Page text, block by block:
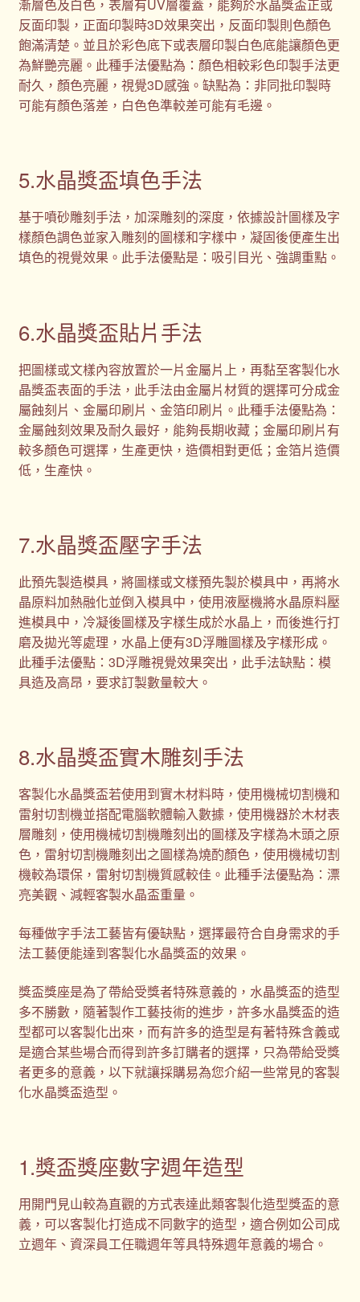
漸層色及白色，表層有UV層覆蓋，能夠於水晶獎盃正或
反面印製，正面印製時3D效果突出，反面印製則色顏色
飽滿清楚。並且於彩色底下或表層印製白色底能讓顏色更
為鮮艷亮麗。此種手法優點為：顏色相較彩色印製手法更
耐久，顏色亮麗，視覺3D感強。缺點為：非同批印製時
可能有顏色落差，白色色準較差可能有毛邊。
5.水晶獎盃填色手法
基于噴砂雕刻手法，加深雕刻的深度，依據設計圖樣及字
樣顏色調色並家入雕刻的圖樣和字樣中，凝固後便產生出
填色的視覺效果。此手法優點是：吸引目光、強調重點。
6.水晶獎盃貼片手法
把圖樣或文樣內容放置於一片金屬片上，再黏至客製化水
晶獎盃表面的手法，此手法由金屬片材質的選擇可分成金
屬蝕刻片、金屬印刷片、金箔印刷片。此種手法優點為：
金屬蝕刻效果及耐久最好，能夠長期收藏；金屬印刷片有
較多顏色可選擇，生產更快，造價相對更低；金箔片造價
低，生產快。
7.水晶獎盃壓字手法
此預先製造模具，將圖樣或文樣預先製於模具中，再將水
晶原料加熱融化並倒入模具中，使用液壓機將水晶原料壓
進模具中，冷凝後圖樣及字樣生成於水晶上，而後進行打
磨及拋光等處理，水晶上便有3D浮雕圖樣及字樣形成。
此種手法優點：3D浮雕視覺效果突出，此手法缺點：模
具造及高昂，要求訂製數量較大。
8.水晶獎盃實木雕刻手法
客製化水晶獎盃若使用到實木材料時，使用機械切割機和
雷射切割機並搭配電腦軟體輸入數據，使用機器於木材表
層雕刻，使用機械切割機雕刻出的圖樣及字樣為木頭之原
色，雷射切割機雕刻出之圖樣為燒酌顏色，使用機械切割
機較為環保，雷射切割機質感較佳。此種手法優點為：漂
亮美觀、減輕客製水晶盃重量。
每種做字手法工藝皆有優缺點，選擇最符合自身需求的手
法工藝便能達到客製化水晶獎盃的效果。
獎盃獎座是為了帶給受獎者特殊意義的，水晶獎盃的造型
多不勝數，隨著製作工藝技術的進步，許多水晶獎盃的造
型都可以客製化出來，而有許多的造型是有著特殊含義或
是適合某些場合而得到許多訂購者的選擇，只為帶給受獎
者更多的意義，以下就讓採購易為您介紹一些常見的客製
化水晶獎盃造型。
1.獎盃獎座數字週年造型
用開門見山較為直觀的方式表達此類客製化造型獎盃的意
義，可以客製化打造成不同數字的造型，適合例如公司成
立週年、資深員工任職週年等具特殊週年意義的場合。